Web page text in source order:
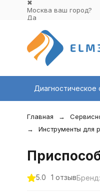
✖
Москва ваш город?
Да
Диагностическое
Главная
Инструменты для
5.0 1 отзывБренд: